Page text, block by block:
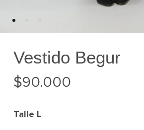
Vestido Begur
$90.000
Talle L